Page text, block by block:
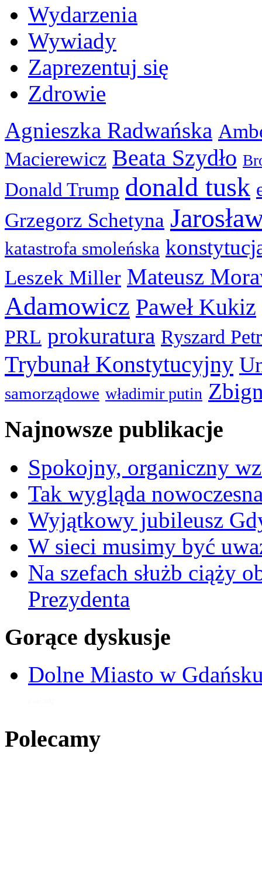
Wydarzenia
Wywiady
Zaprezentuj się
Zdrowie
Agnieszka Radwańska
Macierewicz Beata Szydło
Donald Trump donald tusk
Grzegorz Schetyna
katastrofa smoleńska
Leszek Miller Mateusz
Adamowicz Paweł Kukiz
PRL prokuratura Ryszard
Trybunał Konstytucyjny
samorządowe władimir putin
Najnowsze publikacje
Spokojny, organiczny
Tak wygląda
Wyjątkowy jubileusz
W sieci musimy być
Na szefach służb ciąży
Prezydenta
Gorące dyskusje
Dolne Miasto w
Polecamy